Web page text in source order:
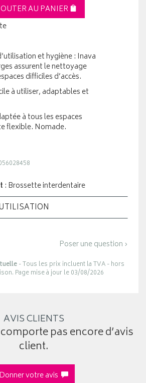
AU PANIER
et hygiène : Inava
assurent le nettoyage
difficiles d’accès.
à utiliser, adaptables et
à tous les espaces
flexible. Nomade.
: Brossette interdentaire
Poser une question ›
- Tous les prix incluent la TVA - hors
Page mise à jour le 03/08/2026
AVIS CLIENTS
pas encore d’avis
client.
Donner votre avis